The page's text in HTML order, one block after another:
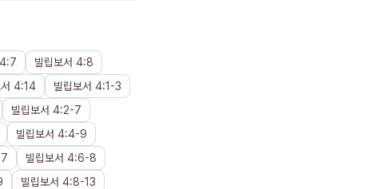
4:7 빌립보서 4:8
4:14 빌립보서 4:1 -3
빌립보서 4:2-7
빌립보서 4:4-9
7 빌립보서 4:6-8
빌립보서 4:8-13